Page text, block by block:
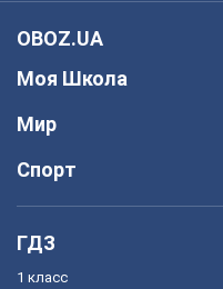
OBOZ.UA
Моя Школа
Мир
Спорт
ГДЗ
1 класс